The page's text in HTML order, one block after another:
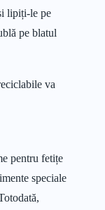
lipiți-le pe
pe blatul
va
pentru fetițe
speciale